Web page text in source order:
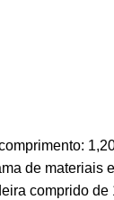
de
comprido